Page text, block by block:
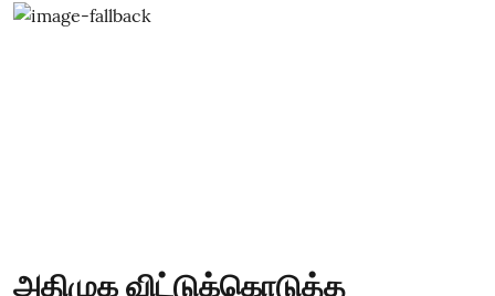
அதிமுக விட்டுக்கொடுத்த